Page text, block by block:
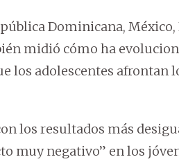
Dominicana, México,
midió cómo ha
los adolescentes afrontan
los resultados más
muy negativo” en los